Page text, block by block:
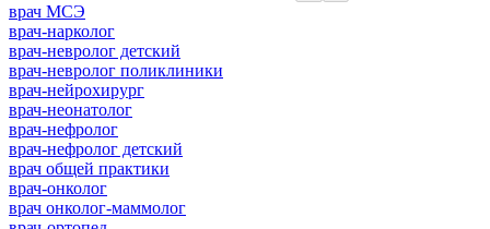
врач МСЭ
врач-нарколог
врач-невролог детский
врач-невролог поликлиники
врач-нейрохирург
врач-неонатолог
врач-нефролог
врач-нефролог детский
врач общей практики
врач-онколог
врач онколог-маммолог